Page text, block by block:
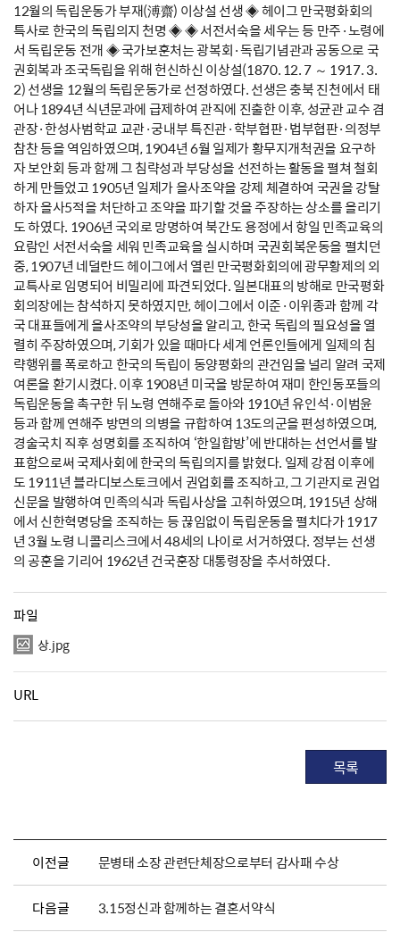
12월의 독립운동가 부재(溥齋) 이상설 선생 ◈ 헤이그 만국평화회의
특사로 한국의 독립의지 천명 ◈ ◈ 서전서숙을 세우는 등 만주·노령에
서 독립운동 전개 ◈ 국가보훈처는 광복회·독립기념관과 공동으로 국
권회복과 조국독립을 위해 헌신하신 이상설(1870. 12. 7 ～ 1917. 3.
2) 선생을 12월의 독립운동가로 선정하였다. 선생은 충북 진천에서 태
어나 1894년 식년문과에 급제하여 관직에 진출한 이후, 성균관 교수 겸
관장·한성사범학교 교관·궁내부 특진관·학부협판·법부협판·의정부
참찬 등을 역임하였으며, 1904년 6월 일제가 황무지개척권을 요구하
자 보안회 등과 함께 그 침략성과 부당성을 선전하는 활동을 펼쳐 철회
하게 만들었고 1905년 일제가 을사조약을 강제 체결하여 국권을 강탈
하자 을사5적을 처단하고 조약을 파기할 것을 주장하는 상소를 올리기
도 하였다. 1906년 국외로 망명하여 북간도 용정에서 항일 민족교육의
요람인 서전서숙을 세워 민족교육을 실시하며 국권회복운동을 펼치던
중, 1907년 네덜란드 헤이그에서 열린 만국평화회의에 광무황제의 외
교특사로 임명되어 비밀리에 파견되었다. 일본대표의 방해로 만국평화
회의장에는 참석하지 못하였지만, 헤이그에서 이준·이위종과 함께 각
국 대표들에게 을사조약의 부당성을 알리고, 한국 독립의 필요성을 열
렬히 주장하였으며, 기회가 있을 때마다 세계 언론인들에게 일제의 침
략행위를 폭로하고 한국의 독립이 동양평화의 관건임을 널리 알려 국제
여론을 환기시켰다. 이후 1908년 미국을 방문하여 재미 한인동포들의
독립운동을 촉구한 뒤 노령 연해주로 돌아와 1910년 유인석·이범윤
등과 함께 연해주 방면의 의병을 규합하여 13도의군을 편성하였으며,
경술국치 직후 성명회를 조직하여 ‘한일합방’에 반대하는 선언서를 발
표함으로써 국제사회에 한국의 독립의지를 밝혔다. 일제 강점 이후에
도 1911년 블라디보스토크에서 권업회를 조직하고, 그 기관지로 권업
신문을 발행하여 민족의식과 독립사상을 고취하였으며, 1915년 상해
에서 신한혁명당을 조직하는 등 끊임없이 독립운동을 펼치다가 1917
년 3월 노령 니콜리스크에서 48세의 나이로 서거하였다. 정부는 선생
의 공훈을 기리어 1962년 건국훈장 대통령장을 추서하였다.
파일
상.jpg
URL
목록
이전글 문병태 소장 관련단체장으로부터 감사패 수상
다음글 3.15정신과 함께하는 결혼서약식